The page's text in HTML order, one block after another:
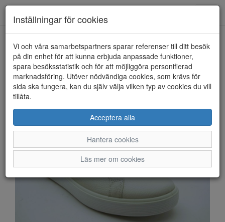
HEM ECCO
Inställningar för cookies
Vi och våra samarbetspartners sparar referenser till ditt besök
på din enhet för att kunna erbjuda anpassade funktioner,
spara besöksstatistik och för att möjliggöra personifierad
marknadsföring. Utöver nödvändiga cookies, som krävs för
sida ska fungera, kan du själv välja vilken typ av cookies du vill
tillåta.
Acceptera alla
Hantera cookies
Läs mer om cookies